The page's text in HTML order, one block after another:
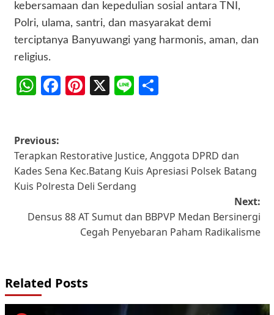
kebersamaan dan kepedulian sosial antara TNI,
Polri, ulama, santri, dan masyarakat demi
terciptanya Banyuwangi yang harmonis, aman, dan
religius.
WhatsApp
Facebook
Pinterest
X Line
Post
navigation
Previous:
Terapkan Restorative Justice, Anggota DPRD dan
Kades Sena Kec.Batang Kuis Apresiasi Polsek Batang
Kuis Polresta Deli Serdang
Next:
Densus 88 AT Sumut dan BBPVP Medan Bersinergi
Cegah Penyebaran Paham Radikalisme
Related Posts